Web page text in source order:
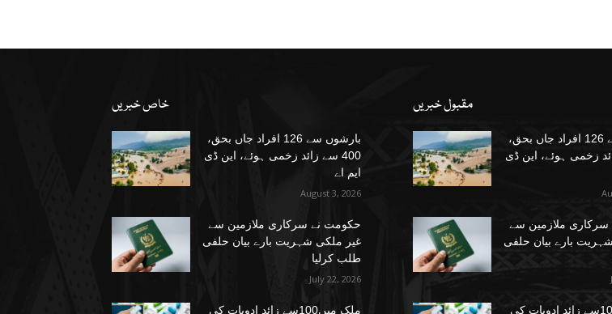
خاص خبریں
بارشوں سے 126 افراد جاں بحق،
400 سے زائد زخمی ہوئے، این ڈی
ایم اے
August 3, 2026
حکومت نے سرکاری ملازمین سے
غیر ملکی شہریت بارے بیان حلفی
طلب کرلیا
July 22, 2026
ملک میں100سے زائد ادویات کی
مقبول خبریں
بارشوں سے 126 افراد جاں بحق،
زائد زخمی ہوئے، این ڈی
ملازمین سے
بارے بیان حلفی
ملک میں100سے زائد ادویات کی